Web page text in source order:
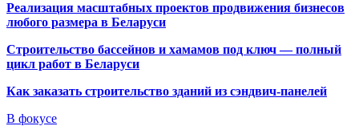
Реализация масштабных проектов продвижения бизнесов
любого размера в Беларуси
Строительство бассейнов и хамамов под ключ — полный
цикл работ в Беларуси
Как заказать строительство зданий из сэндвич-панелей
В фокусе